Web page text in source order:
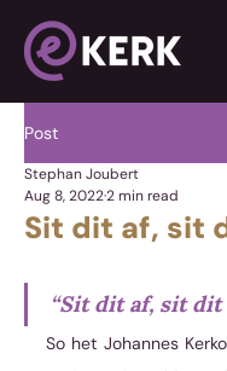
Post
Sit dit af, sit
Stephan Joubert
Aug 8, 20222 min read
“Sit dit af, sit dit
So het Johannes